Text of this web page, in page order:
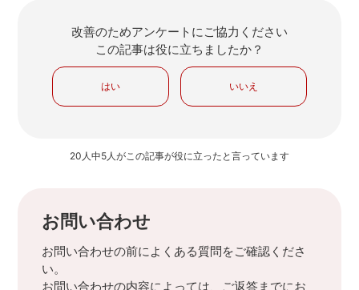
改善のためアンケートにご協力ください
この記事は役に立ちましたか？
はい いいえ
20人中5人がこの記事が役に立ったと言っています
お問い合わせ
お問い合わせの前によくある質問をご確認くださ
い。
お問い合わせの内容によっては、ご返答までにお